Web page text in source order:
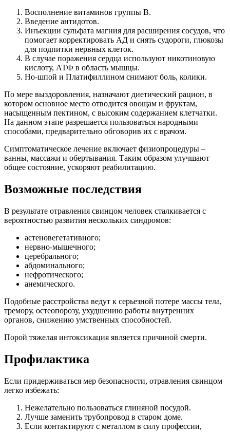
Восполнение витаминов группы В.
Введение антидотов.
Инъекции сульфата магния для расширения сосудов, что
помогает корректировать АД и снять судороги, глюкозы
для подпитки нервных клеток.
В случае поражения сердца используют никотиновую
кислоту, АТФ в область мышцы.
Но-шпой и Платифиллином снимают боль, колики.
По мере выздоровления, назначают диетический рацион, в
котором основное место отводится овощам и фруктам,
насыщенным пектином, с высоким содержанием клетчатки.
На данном этапе разрешается пользоваться народными
способами, предварительно обговорив их с врачом.
Симптоматическое лечение включает физиопроцедуры –
ванны, массажи и обертывания. Таким образом улучшают
общее состояние, ускоряют реабилитацию.
Возможные последствия
В результате отравления свинцом человек сталкивается с
вероятностью развития нескольких синдромов:
астеновегетативного;
нервно-мышечного;
церебрального;
абдоминального;
нефротического;
анемического.
Подобные расстройства ведут к серьезной потере массы тела,
тремору, остеопорозу, ухудшению работы внутренних
органов, снижению умственных способностей.
Порой тяжелая интоксикация является причиной смерти.
Профилактика
Если придерживаться мер безопасности, отравления свинцом
легко избежать:
Нежелательно пользоваться глиняной посудой.
Лучше заменить трубопровод в старом доме.
Если контактируют с металлом в силу профессии,